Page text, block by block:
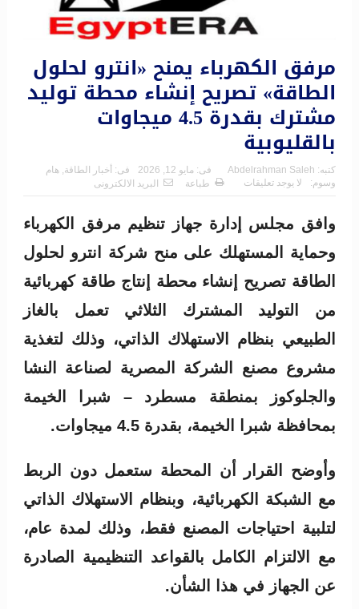
مرفق الكهرباء يمنح «انترو لحلول
الطاقة» تصريح إنشاء محطة توليد
مشترك بقدرة 4.5 ميجاوات
بالقليوبية
كتبه: Abdelrahman Saleh فى: مايو 12, 2026 فى: أخبار الطاقة, هام
وسوم:
لا يوجد تعليقات طباعة البريد الالكترونى
وافق مجلس إدارة جهاز تنظيم مرفق الكهرباء
وحماية المستهلك على منح شركة انترو لحلول
الطاقة تصريح إنشاء محطة إنتاج طاقة كهربائية
من التوليد المشترك الثلاثي تعمل بالغاز
الطبيعي بنظام الاستهلاك الذاتي، وذلك لتغذية
مشروع مصنع الشركة المصرية لصناعة النشا
والجلوكوز بمنطقة مسطرد – شبرا الخيمة
بمحافظة شبرا الخيمة، بقدرة 4.5 ميجاوات.
وأوضح القرار أن المحطة ستعمل دون الربط
مع الشبكة الكهربائية، وبنظام الاستهلاك الذاتي
لتلبية احتياجات المصنع فقط، وذلك لمدة عام،
مع الالتزام الكامل بالقواعد التنظيمية الصادرة
عن الجهاز في هذا الشأن.